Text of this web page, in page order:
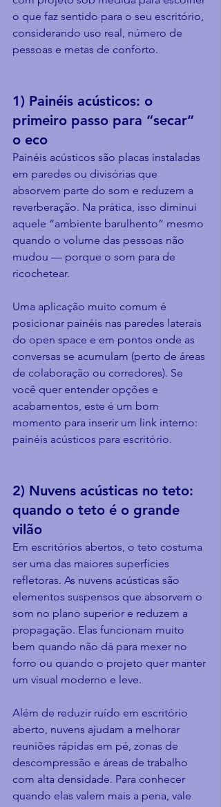
o que faz sentido para o seu escritório,
considerando uso real, número de
pessoas e metas de conforto.
1) Painéis acústicos: o
primeiro passo para “secar”
o eco
Painéis acústicos são placas instaladas
em paredes ou divisórias que
absorvem parte do som e reduzem a
reverberação. Na prática, isso diminui
aquele “ambiente barulhento” mesmo
quando o volume das pessoas não
mudou — porque o som para de
ricochetear.
Uma aplicação muito comum é
posicionar painéis nas paredes laterais
do open space e em pontos onde as
conversas se acumulam (perto de áreas
de colaboração ou corredores). Se
você quer entender opções e
acabamentos, este é um bom
momento para inserir um link interno:
painéis acústicos para escritório.
2) Nuvens acústicas no teto:
quando o teto é o grande
vilão
Em escritórios abertos, o teto costuma
ser uma das maiores superfícies
refletoras. As nuvens acústicas são
elementos suspensos que absorvem o
som no plano superior e reduzem a
propagação. Elas funcionam muito
bem quando não dá para mexer no
forro ou quando o projeto quer manter
um visual moderno e leve.
Além de reduzir ruído em escritório
aberto, nuvens ajudam a melhorar
reuniões rápidas em pé, zonas de
descompressão e áreas de trabalho
com alta densidade. Para conhecer
quando elas valem mais a pena, vale